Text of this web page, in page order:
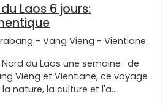
Laos 6 jours:
- Vang Vieng - Vientiane
du Laos une semaine : de
Vieng et Vientiane, ce voyage
nature, la culture et l'a...